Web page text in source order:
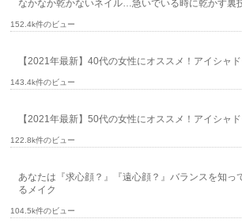
なかなか乾かないネイル…急いでいる時に乾かす裏
152.4k件のビュー
【2021年最新】40代の女性にオススメ！アイシャ
143.4k件のビュー
【2021年最新】50代の女性にオススメ！アイシャ
122.8k件のビュー
あなたは『求心顔？』『遠心顔？』バランスを知っ
るメイク
104.5k件のビュー